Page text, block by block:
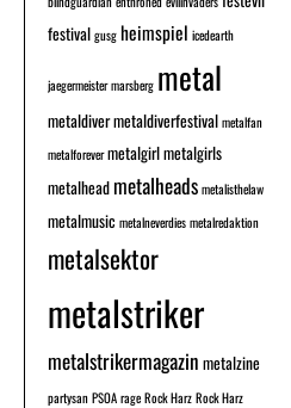
festivalgusgheimspiel icedearth
jaegermeistermarsberg metal
metaldivermetaldiverfestivalmetalfan
metalforevermetalgirlmetalgirls
metalhead metalheadsmetalisthelaw
metalmusic metalneverdiesmetalredaktion
metalsektor
metalstriker
metalstrikermagazin metalzine
partysanPSOArageRock HarzRock Harz